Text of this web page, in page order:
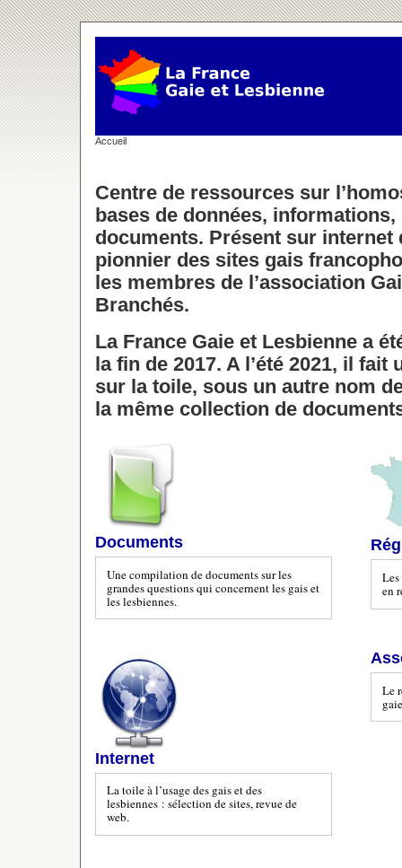
Accueil
Centre de ressources sur
bases de données,
documents. Présent sur internet
pionnier des sites gais
les membres de l’association
Branchés.
La France Gaie et Lesbienne a
la fin de 2017. A l’été 2021, il
sur la toile, sous un autre nom
la même collection de
Documents
Une compilation de documents sur les
grandes questions qui concernent les gais et
les lesbiennes.
Internet
La toile à l’usage des gais et des
lesbiennes : sélection de sites, revue de
web.
en
Le